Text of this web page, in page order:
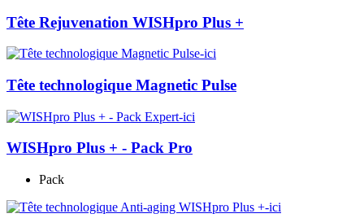
Tête Rejuvenation WISHpro Plus +
Tête technologique Magnetic Pulse
WISHpro Plus + - Pack Pro
Pack